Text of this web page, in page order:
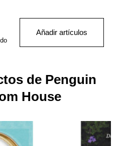
Añadir artículos
de Penguin
House